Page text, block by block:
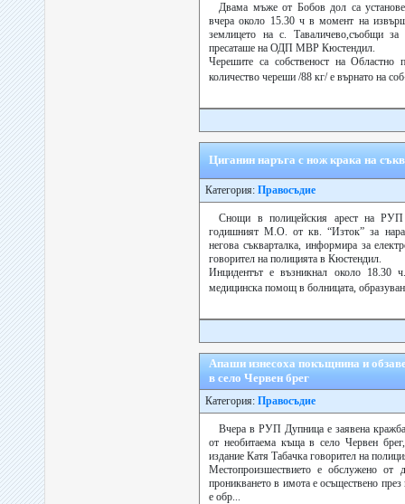
Двама мъже от Бобов дол са
вчера около 15.30 ч в момент на
землицето на с. Таваличево,съобщи
пресаташе на ОДП МВР Кюстендил.
Черешите са собственост на Областно
количество череши /88 кг/ е върнато на
Циганин наръга с нож крака на
Категория: Правосъдие
Снощи в полицейския арест на
годишният М.О. от кв. “Изток” за
негова съкварталка, информира за
говорител на полицията в Кюстендил.
Инцидентът е възникнал около 18.30
медицинска помощ в болницата,
Апаши изнесоха покъщнина и
в село Червен брег
Категория: Правосъдие
Вчера в РУП Дупница е заявена
от необитаема къща в село Червен
издание Катя Табачка говорител на
Местопроизшествието е обслужено от
проникването в имота е осъществено
е обр...